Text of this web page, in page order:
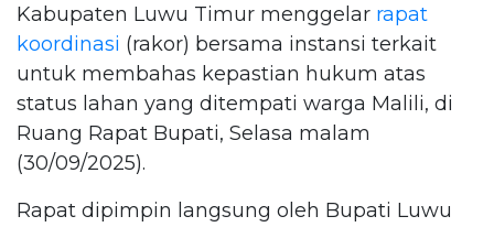
Kabupaten Luwu Timur menggelar rapat
koordinasi (rakor) bersama instansi terkait
untuk membahas kepastian hukum atas
status lahan yang ditempati warga Malili, di
Ruang Rapat Bupati, Selasa malam
(30/09/2025).
Rapat dipimpin langsung oleh Bupati Luwu